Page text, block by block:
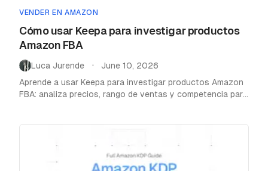
VENDER EN AMAZON
Cómo usar Keepa para investigar productos
Amazon FBA
Luca Jurende •
June 10, 2026
Aprende a usar Keepa para investigar productos Amazon
FBA: analiza precios, rango de ventas y competencia para